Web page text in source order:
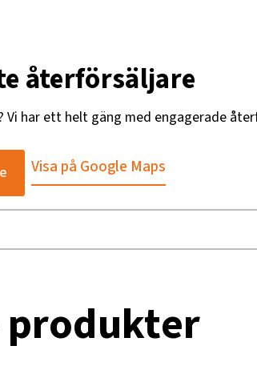
återförsäljare
Vi har ett helt gäng med engagerade
Visa på Google Maps
produkter